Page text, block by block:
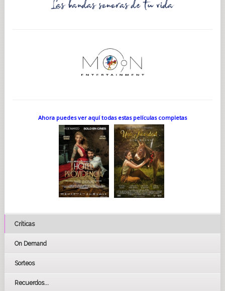
Ahora puedes ver aquí todas estas películas completas
Críticas
On Demand
Sorteos
Recuerdos...